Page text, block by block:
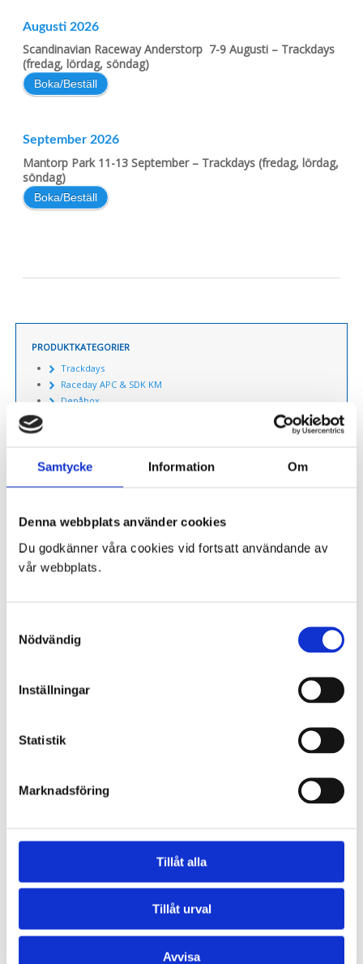
Samtycke Information Om
Denna webbplats använder cookies
Du godkänner våra cookies vid fortsatt användande av
vår webbplats.
Nödvändig
Inställningar
Statistik
Marknadsföring
Tillåt alla
Tillåt urval
Avvisa
Augusti 2026
Scandinavian Raceway Anderstorp 7-9 Augusti – Trackdays
(fredag, lördag, söndag)
Boka/Beställ
September 2026
Mantorp Park 11-13 September – Trackdays (fredag, lördag,
söndag)
Boka/Beställ
PRODUKTKATEGORIER
Trackdays
Raceday APC & SDK KM
Depåbox
SÖK PRODUKTER
MER OM ACTIONPICS
Nyhetsbrev
Samarbetspartners
Alhohol & Drogpolicy
KUNDSERVICE
Köp & leveransvillkor
Avbokning & Reklamation
VARUKORG
Du har inga produkter i varukorgen.